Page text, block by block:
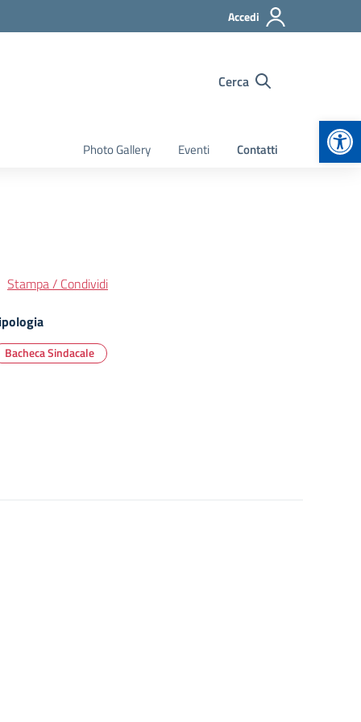
Accedi
Cerca
Photo Gallery Eventi Contatti
Stampa / Condividi
Bacheca Sindacale